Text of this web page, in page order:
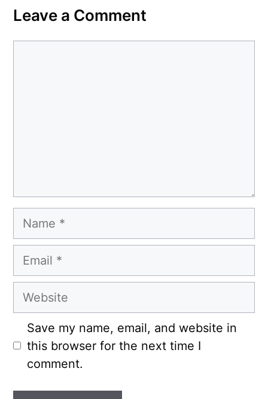
Leave a Comment
Name
Email
Website
Save my name, email, and website in
this browser for the next time I
comment.